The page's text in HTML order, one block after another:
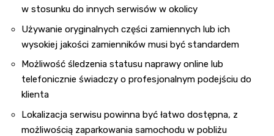
w stosunku do innych serwisów w okolicy
Używanie oryginalnych części zamiennych lub ich
wysokiej jakości zamienników musi być standardem
Możliwość śledzenia statusu naprawy online lub
telefonicznie świadczy o profesjonalnym podejściu do
klienta
Lokalizacja serwisu powinna być łatwo dostępna, z
możliwością zaparkowania samochodu w pobliżu